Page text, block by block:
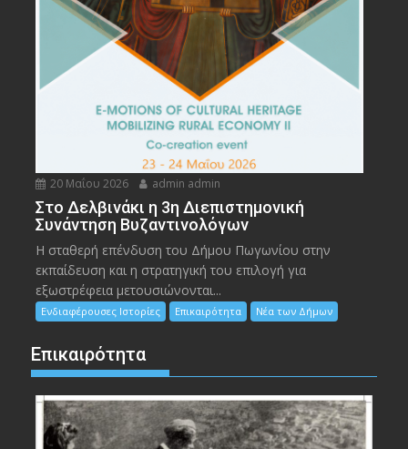
20 Μαΐου 2026 admin admin
Στο Δελβινάκι η 3η Διεπιστημονική
Συνάντηση Βυζαντινολόγων
Η σταθερή επένδυση του Δήμου Πωγωνίου στην
εκπαίδευση και η στρατηγική του επιλογή για
εξωστρέφεια μετουσιώνονται...
Ενδιαφέρουσες Ιστορίες Επικαιρότητα Νέα των Δήμων
Επικαιρότητα